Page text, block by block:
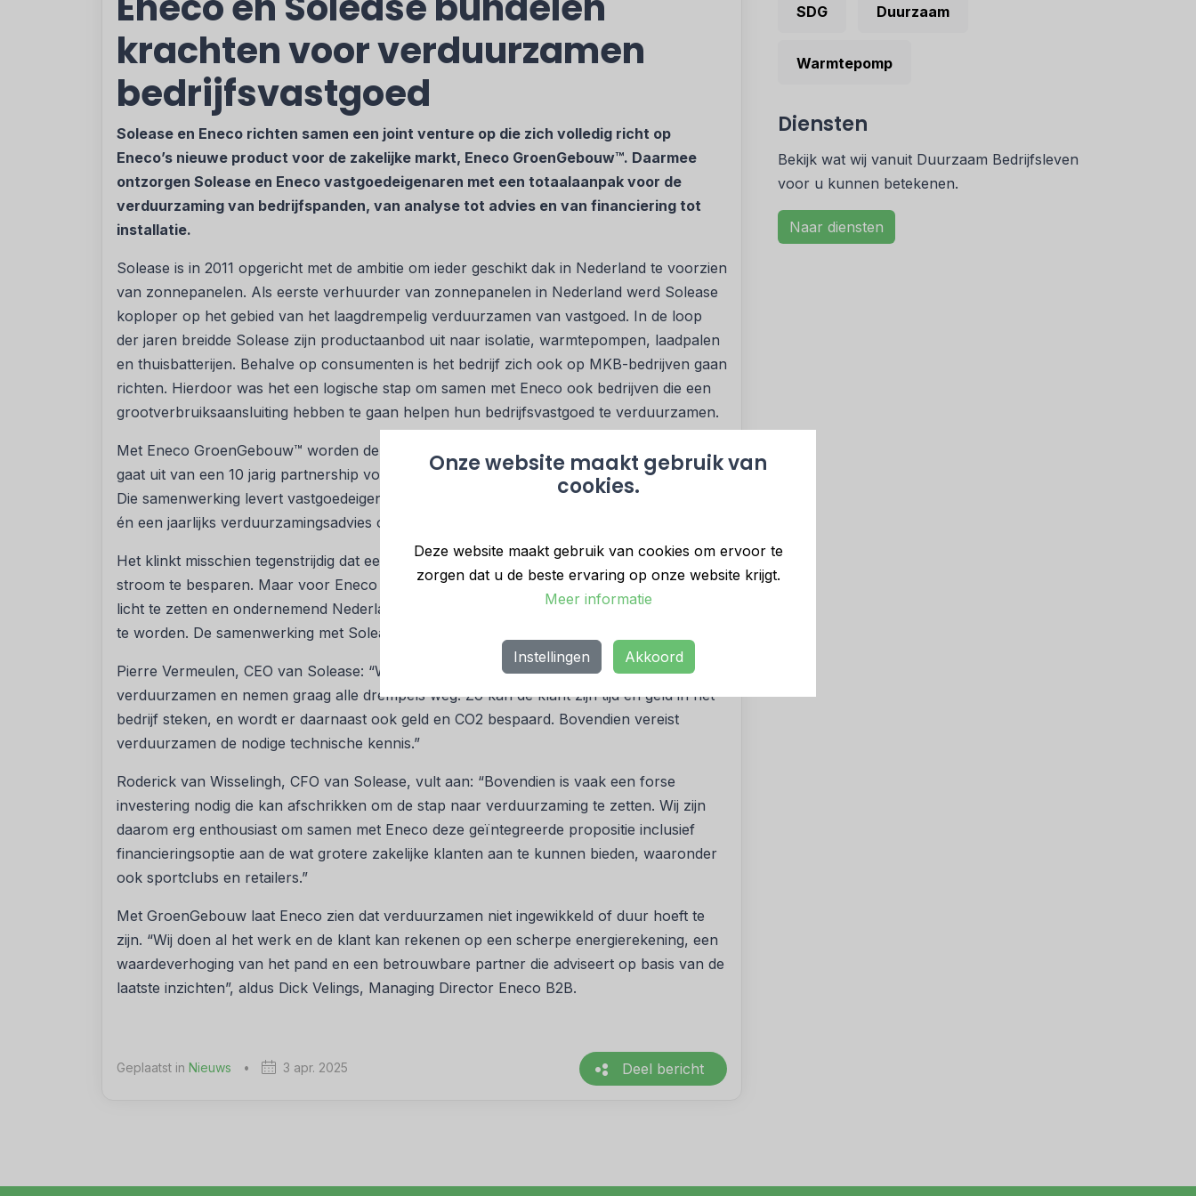
Onze website maakt gebruik van
cookies.
Deze website maakt gebruik van cookies om ervoor te
zorgen dat u de beste ervaring op onze website krijgt.
Meer informatie
Instellingen Akkoord
krachten voor verduurzamen
bedrijfsvastgoed
Solease en Eneco richten samen een joint venture op die zich volledig richt op
Eneco’s nieuwe product voor de zakelijke markt, Eneco GroenGebouw™. Daarmee
ontzorgen Solease en Eneco vastgoedeigenaren met een totaalaanpak voor de
verduurzaming van bedrijfspanden, van analyse tot advies en van financiering tot
installatie.
Solease is in 2011 opgericht met de ambitie om ieder geschikt dak in Nederland te voorzien
van zonnepanelen. Als eerste verhuurder van zonnepanelen in Nederland werd Solease
koploper op het gebied van het laagdrempelig verduurzamen van vastgoed. In de loop
der jaren breidde Solease zijn productaanbod uit naar isolatie, warmtepompen, laadpalen
en thuisbatterijen. Behalve op consumenten is het bedrijf zich ook op MKB-bedrijven gaan
richten. Hierdoor was het een logische stap om samen met Eneco ook bedrijven die een
grootverbruiksaansluiting hebben te gaan helpen hun bedrijfsvastgoed te verduurzamen.
Met Eneco GroenGebouw™ worden deze klanten compleet ontzorgd. Het nieuwe concept
gaat uit van een 10 jarig partnership voor verduurzaming inclusief een energiecontract.
Die samenwerking levert vastgoedeigenaren stabiele energiekosten, een hoog rendement
én een jaarlijks verduurzamingsadvies op basis van de laatste ontwikkelingen op.
Het klinkt misschien tegenstrijdig dat een energieleverancier zich richt op het helpen
stroom te besparen. Maar voor Eneco is het een logische stap om energie in een ander
licht te zetten en ondernemend Nederland mee te nemen op weg om toekomstbestendig
te worden. De samenwerking met Solease maakt dat mogelijk.
Pierre Vermeulen, CEO van Solease: “Wij ontzorgen onze klanten al jaren met
verduurzamen en nemen graag alle drempels weg. Zo kan de klant zijn tijd en geld in het
bedrijf steken, en wordt er daarnaast ook geld en CO2 bespaard. Bovendien vereist
verduurzamen de nodige technische kennis.”
Roderick van Wisselingh, CFO van Solease, vult aan: “Bovendien is vaak een forse
investering nodig die kan afschrikken om de stap naar verduurzaming te zetten. Wij zijn
daarom erg enthousiast om samen met Eneco deze geïntegreerde propositie inclusief
financieringsoptie aan de wat grotere zakelijke klanten aan te kunnen bieden, waaronder
ook sportclubs en retailers.”
Met GroenGebouw laat Eneco zien dat verduurzamen niet ingewikkeld of duur hoeft te
zijn. “Wij doen al het werk en de klant kan rekenen op een scherpe energierekening, een
waardeverhoging van het pand en een betrouwbare partner die adviseert op basis van de
laatste inzichten”, aldus Dick Velings, Managing Director Eneco B2B.
Geplaatst in Nieuws • 3 apr. 2025 Deel bericht
SDG Duurzaam
Warmtepomp
Diensten
Bekijk wat wij vanuit Duurzaam Bedrijfsleven
voor u kunnen betekenen.
Naar diensten